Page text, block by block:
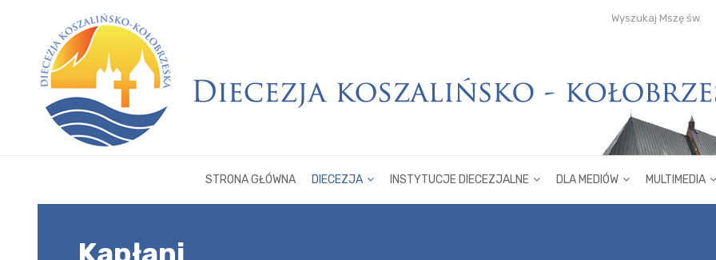
Wyszukaj Mszę św.
STRONA GŁÓWNA DIECEZJA INSTYTUCJE DIECEZJALNE DLA MEDIÓW MULTIMEDIA